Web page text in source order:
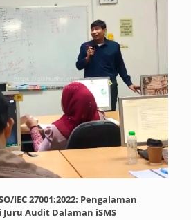
IEC 27001:2022: Pengalaman
Audit Dalaman iSMS